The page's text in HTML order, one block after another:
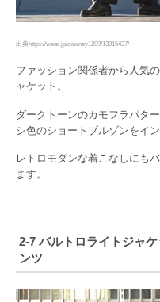
出典https://wear.jp/downey1209/13915437/
ファッション関係者から人気
ャケット。
ダークトーンのカモフラパタ
シ色のショートブルゾンをイ
レトロモダンな着こなしにも
ます。
2-7 バルトロライトジャ
ンツ